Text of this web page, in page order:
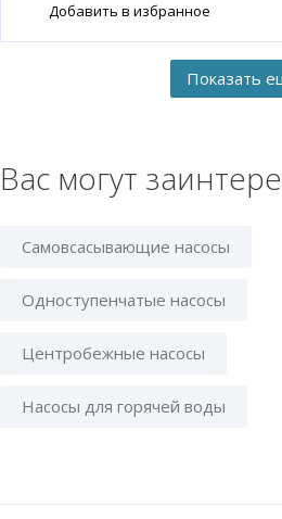
Добавить в избранное
Вас могут
Самовсасывающие насосы
Одноступенчатые насосы
Центробежные насосы
Насосы для горячей воды